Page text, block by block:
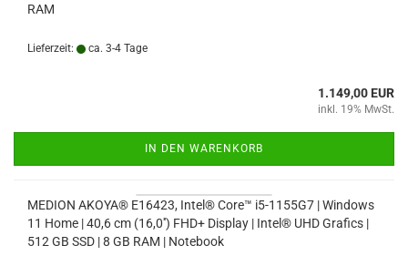
RAM
Lieferzeit: ca. 3-4 Tage
1.149,00 EUR
inkl. 19% MwSt.
IN DEN WARENKORB
MEDION AKOYA® E16423, Intel® Core™ i5-1155G7 | Windows
11 Home | 40,6 cm (16,0'') FHD+ Display | Intel® UHD Grafics |
512 GB SSD | 8 GB RAM | Notebook